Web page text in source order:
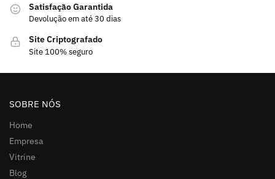
Satisfação Garantida
Devolução em até 30 dias
Site Criptografado
Site 100% seguro
SOBRE NÓS
Home
Empresa
Vitrine
Blog